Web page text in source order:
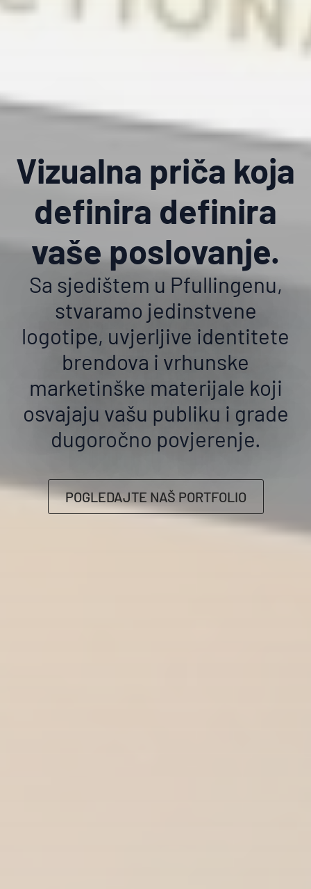
Vizualna priča koja
definira definira
vaše poslovanje.
Sa sjedištem u Pfullingenu,
stvaramo jedinstvene
logotipe, uvjerljive identitete
brendova i vrhunske
marketinške materijale koji
osvajaju vašu publiku i grade
dugoročno povjerenje.
POGLEDAJTE NAŠ PORTFOLIO